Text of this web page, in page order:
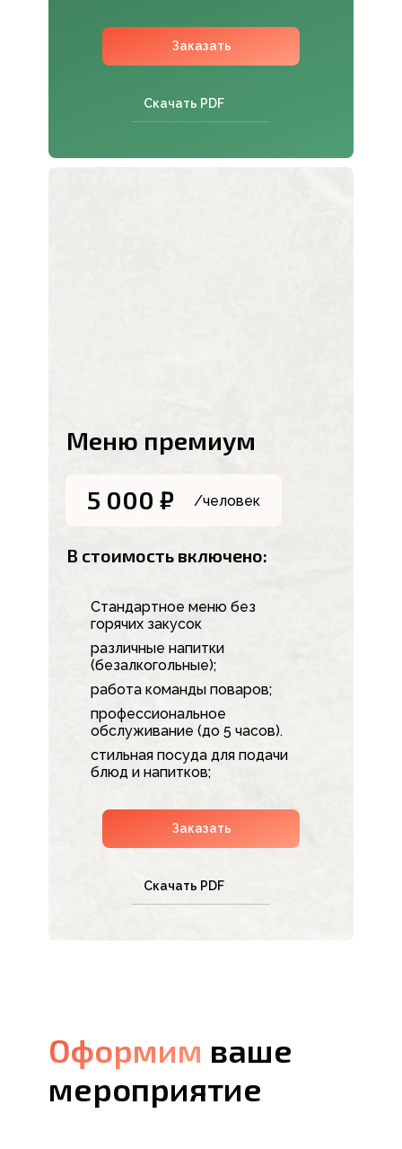
5 000 ₽ /человек
Стандартное меню без
горячих закусок
различные напитки
(безалкогольные);
работа команды поваров;
профессиональное
обслуживание (до 5 часов).
стильная посуда для подачи
блюд и напитков;
Заказать
Скачать PDF
В стоимость включено:
Меню премиум
Скачать PDF
Заказать
Оформим
Оформим ваше
мероприятие